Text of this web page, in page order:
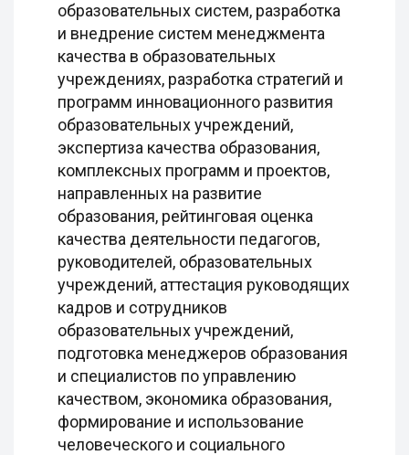
образовательных систем, разработка
и внедрение систем менеджмента
качества в образовательных
учреждениях, разработка стратегий и
программ инновационного развития
образовательных учреждений,
экспертиза качества образования,
комплексных программ и проектов,
направленных на развитие
образования, рейтинговая оценка
качества деятельности педагогов,
руководителей, образовательных
учреждений, аттестация руководящих
кадров и сотрудников
образовательных учреждений,
подготовка менеджеров образования
и специалистов по управлению
качеством, экономика образования,
формирование и использование
человеческого и социального